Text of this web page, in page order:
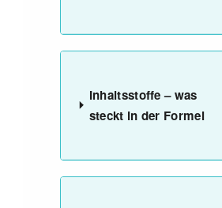
Inhaltsstoffe – was
steckt in der Formel